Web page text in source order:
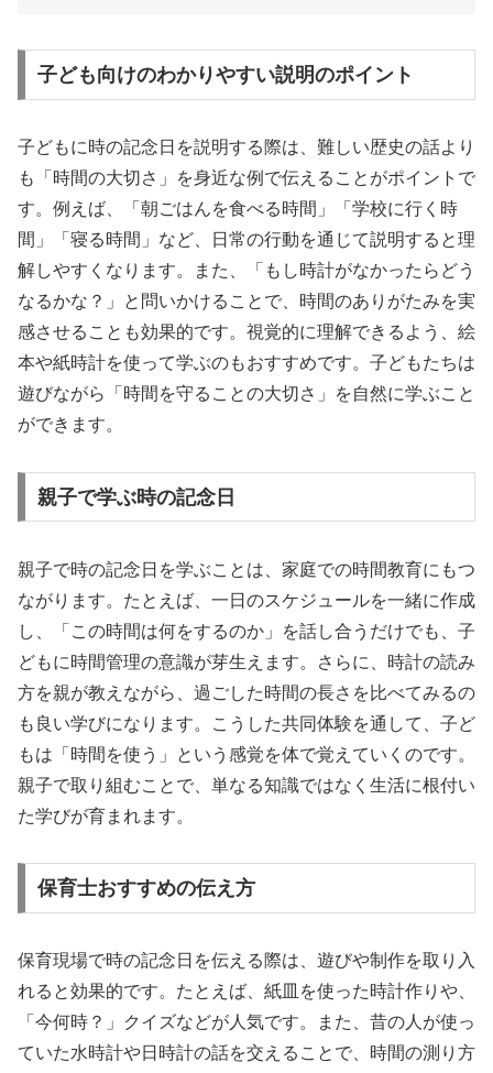
子ども向けのわかりやすい説明のポイント
子どもに時の記念日を説明する際は、難しい歴史の話より
も「時間の大切さ」を身近な例で伝えることがポイントで
す。例えば、「朝ごはんを食べる時間」「学校に行く時
間」「寝る時間」など、日常の行動を通じて説明すると理
解しやすくなります。また、「もし時計がなかったらどう
なるかな？」と問いかけることで、時間のありがたみを実
感させることも効果的です。視覚的に理解できるよう、絵
本や紙時計を使って学ぶのもおすすめです。子どもたちは
遊びながら「時間を守ることの大切さ」を自然に学ぶこと
ができます。
親子で学ぶ時の記念日
親子で時の記念日を学ぶことは、家庭での時間教育にもつ
ながります。たとえば、一日のスケジュールを一緒に作成
し、「この時間は何をするのか」を話し合うだけでも、子
どもに時間管理の意識が芽生えます。さらに、時計の読み
方を親が教えながら、過ごした時間の長さを比べてみるの
も良い学びになります。こうした共同体験を通して、子ど
もは「時間を使う」という感覚を体で覚えていくのです。
親子で取り組むことで、単なる知識ではなく生活に根付い
た学びが育まれます。
保育士おすすめの伝え方
保育現場で時の記念日を伝える際は、遊びや制作を取り入
れると効果的です。たとえば、紙皿を使った時計作りや、
「今何時？」クイズなどが人気です。また、昔の人が使っ
ていた水時計や日時計の話を交えることで、時間の測り方